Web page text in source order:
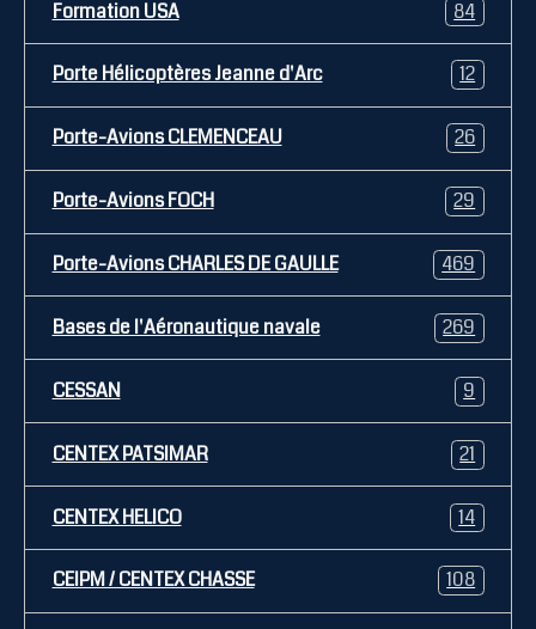
Formation USA 84
Porte Hélicoptères Jeanne d'Arc 12
Porte-Avions CLEMENCEAU 26
Porte-Avions FOCH 29
Porte-Avions CHARLES DE GAULLE 469
Bases de l'Aéronautique navale 269
CESSAN 9
CENTEX PATSIMAR 21
CENTEX HELICO 14
CEIPM / CENTEX CHASSE 108